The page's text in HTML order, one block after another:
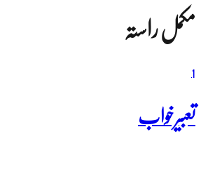
مکمل راستہ
1
تعبیرخواب